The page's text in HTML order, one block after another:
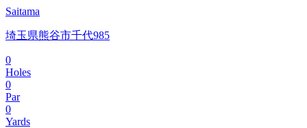
Saitama
埼玉県熊谷市千代985
0
Holes
0
Par
0
Yards